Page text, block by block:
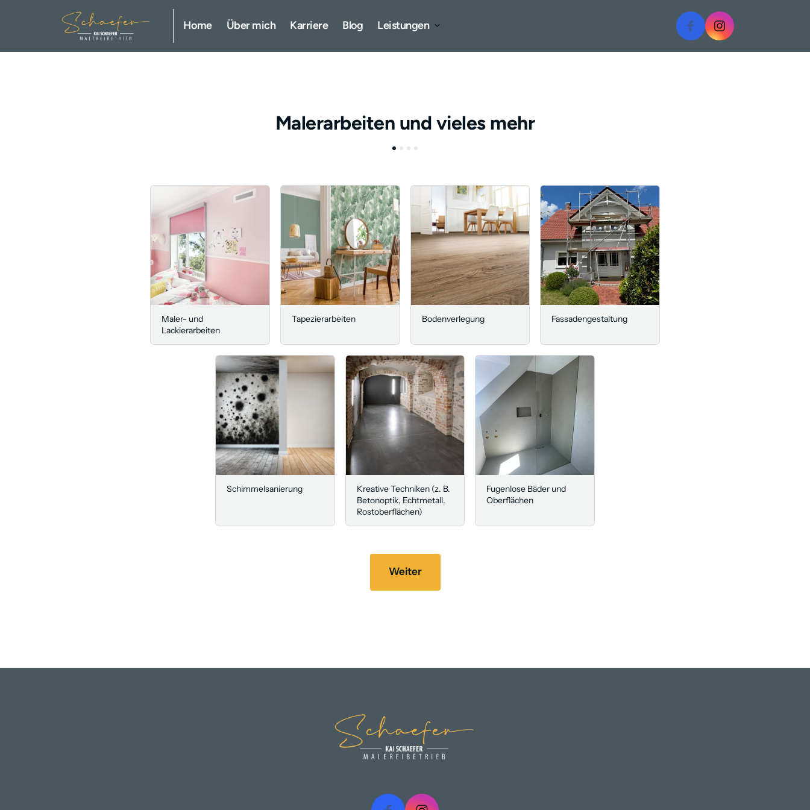
Home Über mich Karriere Blog Leistungen
Malerarbeiten und vieles mehr
Maler- und
Lackierarbeiten
Tapezierarbeiten Bodenverlegung Fassadengestaltung
Schimmelsanierung
Kreative Techniken (z. B.
Betonoptik, Echtmetall,
Rostoberflächen)
Fugenlose Bäder und
Oberflächen
Weiter
Malerarbeiten innen und außen